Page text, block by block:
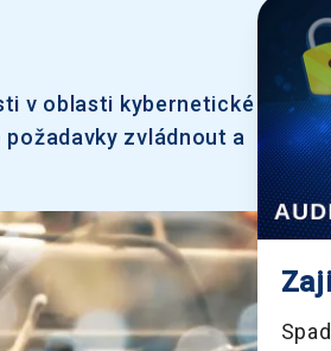
v oblasti kybernetické
zvládnout a